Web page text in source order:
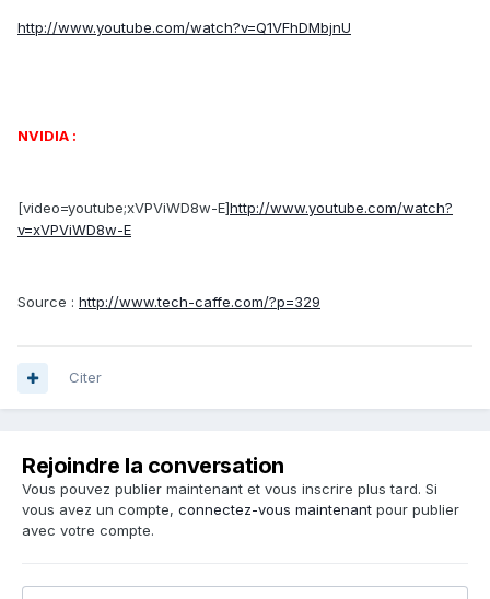
http://www.youtube.com/watch?v=Q1VFhDMbjnU
NVIDIA :
[video=youtube;xVPViWD8w-E]http://www.youtube.com/watch?
v=xVPViWD8w-E
Source : http://www.tech-caffe.com/?p=329
Citer
Rejoindre la conversation
Vous pouvez publier maintenant et vous inscrire plus tard. Si
vous avez un compte, connectez-vous maintenant pour publier
avec votre compte.